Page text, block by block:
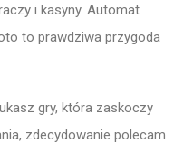
i kasyny. Automat
to prawdziwa przygoda
gry, która zaskoczy
zdecydowanie polecam